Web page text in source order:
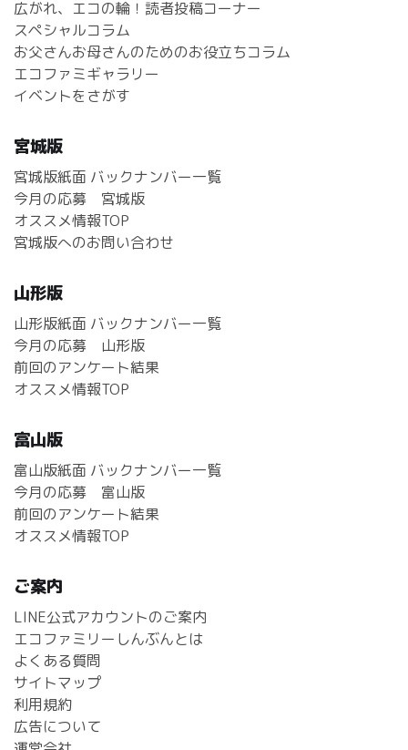
広がれ、エコの輪！読者投稿コーナー
スペシャルコラム
お父さんお母さんのためのお役立ちコラム
エコファミギャラリー
イベントをさがす
宮城版
宮城版紙面 バックナンバー一覧
今月の応募 宮城版
オススメ情報TOP
宮城版へのお問い合わせ
山形版
山形版紙面 バックナンバー一覧
今月の応募 山形版
前回のアンケート結果
オススメ情報TOP
富山版
富山版紙面 バックナンバー一覧
今月の応募 富山版
前回のアンケート結果
オススメ情報TOP
ご案内
LINE公式アカウントのご案内
エコファミリーしんぶんとは
よくある質問
サイトマップ
利用規約
広告について